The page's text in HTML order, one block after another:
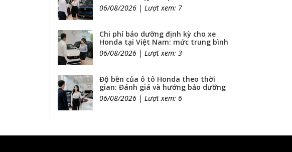
06/08/2026 | Lượt xem: 7
Chi phí bảo dưỡng định kỳ cho xe
Honda tại Việt Nam: mức trung bình
06/08/2026 | Lượt xem: 3
Độ bền của ô tô Honda theo thời
gian: Đánh giá và hướng bảo dưỡng
06/08/2026 | Lượt xem: 6